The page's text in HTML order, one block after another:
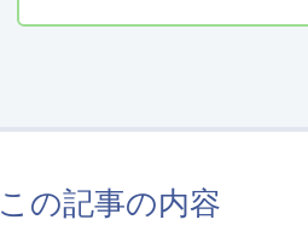
この記事の内容